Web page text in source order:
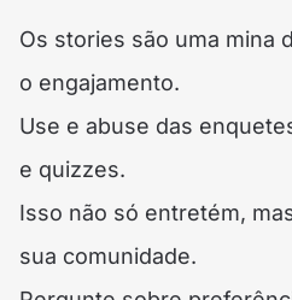
Os stories são uma mina
o engajamento.
Use e abuse das
e quizzes.
Isso não só entretém,
sua comunidade.